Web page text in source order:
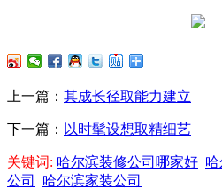
上一篇： 其成长径取能力建立
下一篇： 以时髦设想取精细艺
关键词: 哈尔滨装修公司哪家好
公司
哈尔滨家装公司